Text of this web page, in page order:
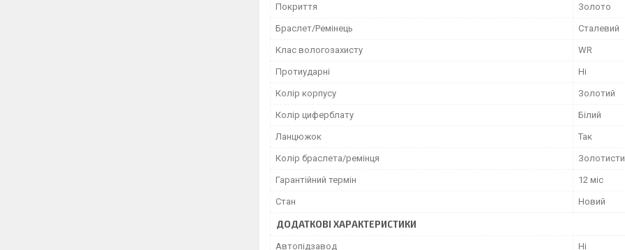
Покриття Золото
Браслет/Ремінець Сталевий
Клас вологозахисту WR
Протиударні Ні
Колір корпусу Золотий
Колір циферблату Білий
Ланцюжок Так
Колір браслета/ремінця
Гарантійний термін 12 міс
Стан Новий
ДОДАТКОВІ ХАРАКТЕРИСТИКИ
Автопідзавод Ні